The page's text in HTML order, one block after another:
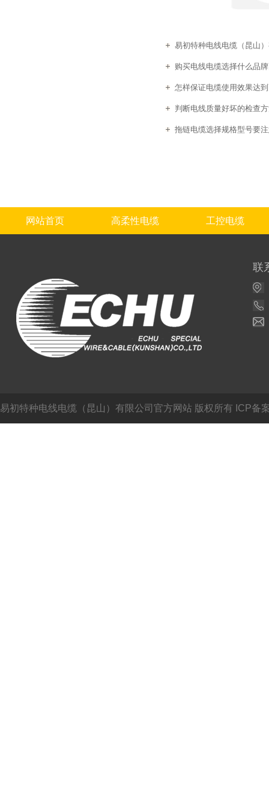
易初特种电线电缆（昆山
购买电线电缆选择什么品
怎样保证电缆使用效果达
判断电线质量好坏的检查
拖链电缆选择规格型号要
网站首页 高柔性电缆 工控电缆
联
易初特种电线电缆（昆山）有限公司官方网站 版权所有 ICP备